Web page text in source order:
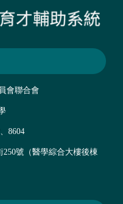
會聯合會
8604
250號（醫學綜合大樓後棟